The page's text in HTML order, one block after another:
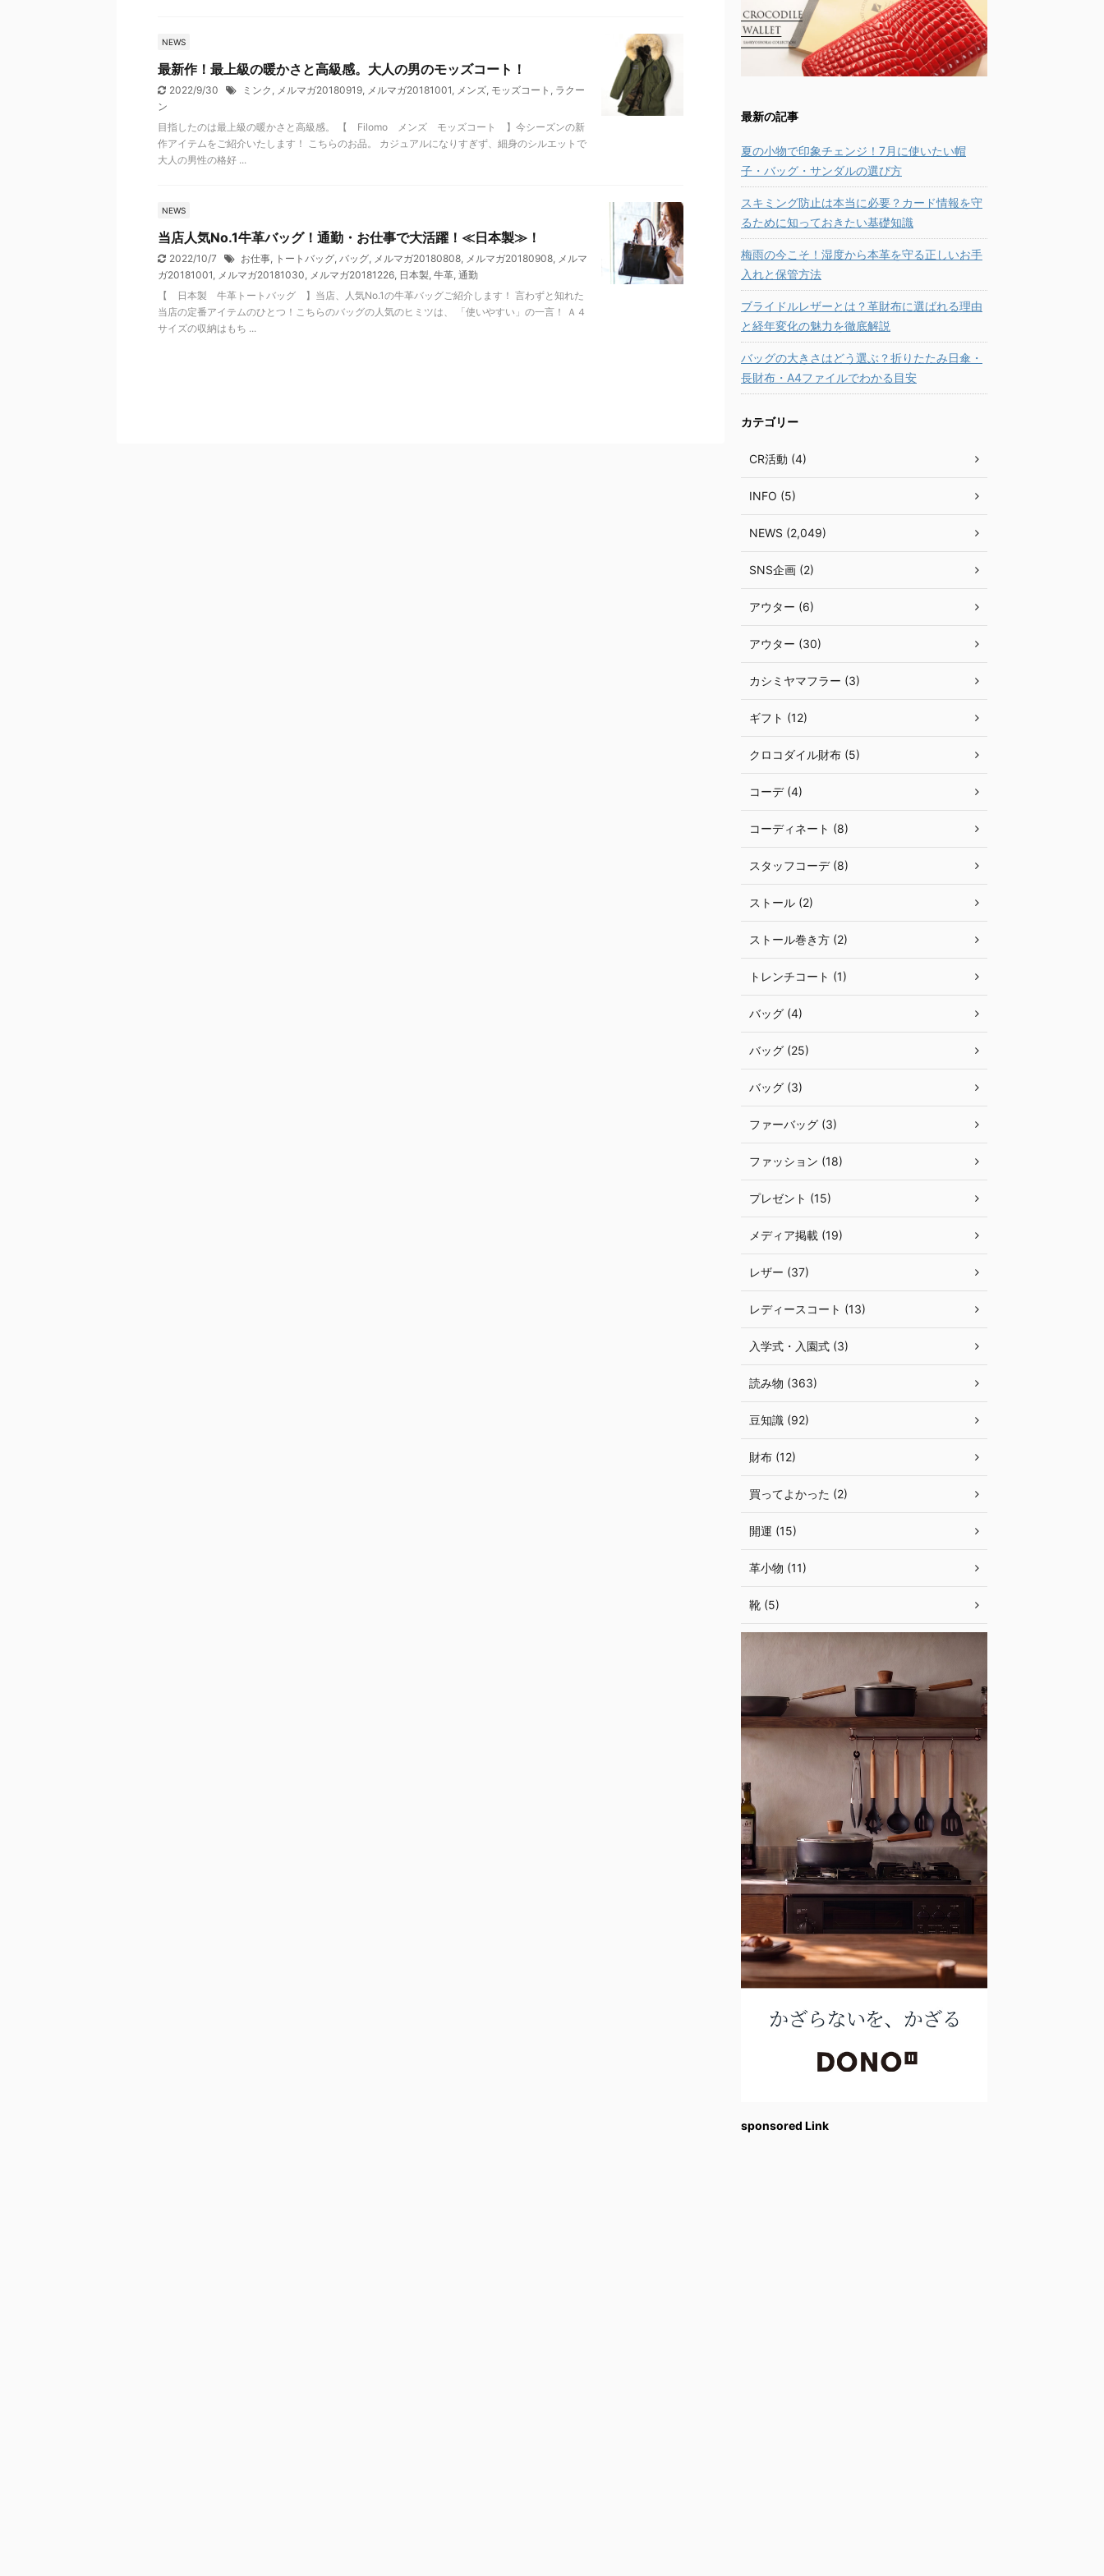
NEWS
最新作！最上級の暖かさと高級感。大人の男のモッズコート！
2022/9/30 ミンク , メルマガ20180919, メルマガ20181001, メンズ, モッズコート , ラクー
ン
目指したのは最上級の暖かさと高級感。 【 Filomo メンズ モッズコート 】今シーズンの新
作アイテムをご紹介いたします！ こちらのお品。 カジュアルになりすぎず、細身のシルエットで
大人の男性の格好 ...
NEWS
当店人気No.1牛革バッグ！通勤・お仕事で大活躍！≪日本製≫！
2022/10/7 お仕事, トートバッグ, バッグ, メルマガ20180808, メルマガ20180908, メルマ
ガ20181001, メルマガ20181030, メルマガ20181226, 日本製, 牛革, 通勤
【 日本製 牛革トートバッグ 】当店、人気No.1の牛革バッグご紹介します！ 言わずと知れた
当店の定番アイテムのひとつ！こちらのバッグの人気のヒミツは、 「使いやすい」の一言！ Ａ４
サイズの収納はもち ...
最新の記事
夏の小物で印象チェンジ！7月に使いたい帽
子・バッグ・サンダルの選び方
スキミング防止は本当に必要？カード情報を守
るために知っておきたい基礎知識
梅雨の今こそ！湿度から本革を守る正しいお手
入れと保管方法
ブライドルレザーとは？革財布に選ばれる理由
と経年変化の魅力を徹底解説
バッグの大きさはどう選ぶ？折りたたみ日傘・
長財布・A4ファイルでわかる目安
カテゴリー
CR活動 (4)
INFO (5)
NEWS (2,049)
SNS企画 (2)
アウター (6)
アウター (30)
カシミヤマフラー (3)
ギフト (12)
クロコダイル財布 (5)
コーデ (4)
コーディネート (8)
スタッフコーデ (8)
ストール (2)
ストール巻き方 (2)
トレンチコート (1)
バッグ (4)
バッグ (25)
バッグ (3)
ファーバッグ (3)
ファッション (18)
プレゼント (15)
メディア掲載 (19)
レザー (37)
レディースコート (13)
入学式・入園式 (3)
読み物 (363)
豆知識 (92)
財布 (12)
買ってよかった (2)
開運 (15)
革小物 (11)
靴 (5)
sponsored Link